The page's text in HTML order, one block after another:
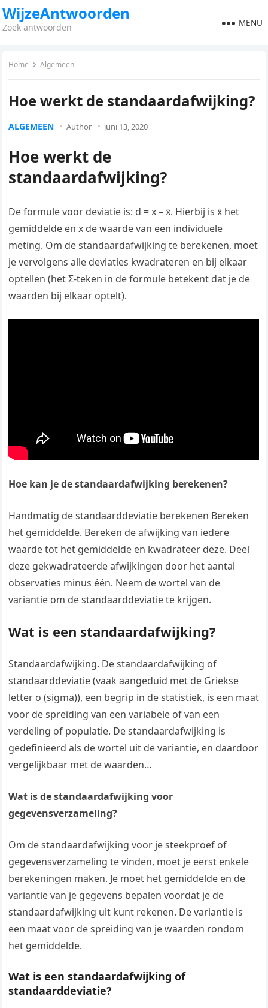
WijzeAntwoorden
Zoek antwoorden MENU
Home Algemeen
Hoe werkt de standaardafwijking?
ALGEMEEN Author juni 13, 2020
Hoe werkt de
standaardafwijking?
De formule voor deviatie is: d = x – x̄. Hierbij is x̄ het
gemiddelde en x de waarde van een individuele
meting. Om de standaardafwijking te berekenen, moet
je vervolgens alle deviaties kwadrateren en bij elkaar
optellen (het Σ-teken in de formule betekent dat je de
waarden bij elkaar optelt).
Hoe kan je de standaardafwijking berekenen?
Handmatig de standaarddeviatie berekenen Bereken
het gemiddelde. Bereken de afwijking van iedere
waarde tot het gemiddelde en kwadrateer deze. Deel
deze gekwadrateerde afwijkingen door het aantal
observaties minus één. Neem de wortel van de
variantie om de standaarddeviatie te krijgen.
Wat is een standaardafwijking?
Standaardafwijking. De standaardafwijking of
standaarddeviatie (vaak aangeduid met de Griekse
letter σ (sigma)), een begrip in de statistiek, is een maat
voor de spreiding van een variabele of van een
verdeling of populatie. De standaardafwijking is
gedefinieerd als de wortel uit de variantie, en daardoor
vergelijkbaar met de waarden…
Wat is de standaardafwijking voor
gegevensverzameling?
Om de standaardafwijking voor je steekproef of
gegevensverzameling te vinden, moet je eerst enkele
berekeningen maken. Je moet het gemiddelde en de
variantie van je gegevens bepalen voordat je de
standaardafwijking uit kunt rekenen. De variantie is
een maat voor de spreiding van je waarden rondom
het gemiddelde.
Wat is een standaardafwijking of
standaarddeviatie?